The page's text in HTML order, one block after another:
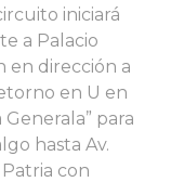
iniciará
a Palacio
en dirección a
en U en
para
hasta Av.
con